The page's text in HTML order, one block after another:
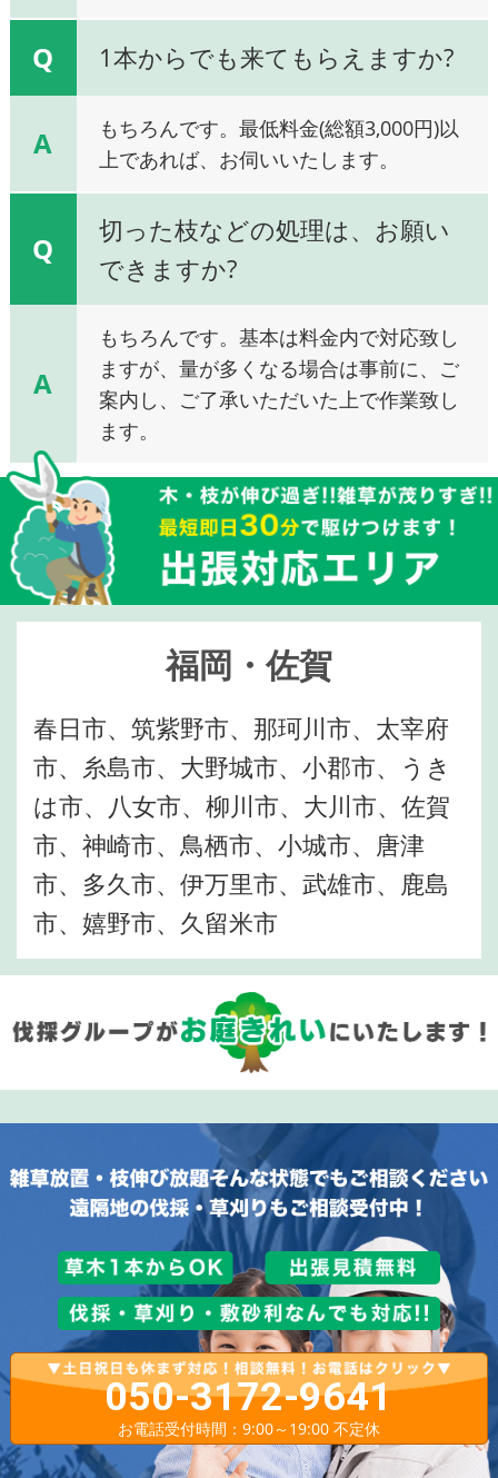
Q 1本からでも来てもらえますか?
A
もちろんです。最低料金(総額3,000円)以
上であれば、お伺いいたします。
Q
切った枝などの処理は、お願い
できますか?
A
もちろんです。基本は料金内で対応致し
ますが、量が多くなる場合は事前に、ご
案内し、ご了承いただいた上で作業致し
ます。
福岡・佐賀
春日市、筑紫野市、那珂川市、太宰府
市、糸島市、大野城市、小郡市、うき
は市、八女市、柳川市、大川市、佐賀
市、神崎市、鳥栖市、小城市、唐津
市、多久市、伊万里市、武雄市、鹿島
市、嬉野市、久留米市
050-3172-9641
お電話受付時間：9:00～19:00 不定休